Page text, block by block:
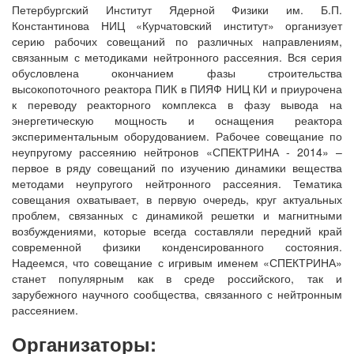
Петербургский Институт Ядерной Физики им. Б.П.
Константинова НИЦ «Курчатовский институт» организует
серию рабочих совещаний по различных направлениям,
связанным с методиками нейтронного рассеяния. Вся серия
обусловлена окончанием фазы строительства
высокопоточного реактора ПИК в ПИЯФ НИЦ КИ и приурочена
к переводу реакторного комплекса в фазу вывода на
энергетическую мощность и оснащения реактора
экспериментальным оборудованием. Рабочее совещание по
неупругому рассеянию нейтронов «СПЕКТРИНА ‑ 2014» –
первое в ряду совещаний по изучению динамики вещества
методами неупругого нейтронного рассеяния. Тематика
совещания охватывает, в первую очередь, круг актуальных
проблем, связанных с динамикой решетки и магнитными
возбуждениями, которые всегда составляли передний край
современной физики конденсированного состояния.
Надеемся, что совещание с игривым именем «СПЕКТРИНА»
станет популярным как в среде российского, так и
зарубежного научного сообщества, связанного с нейтронным
рассеянием.
Организаторы: